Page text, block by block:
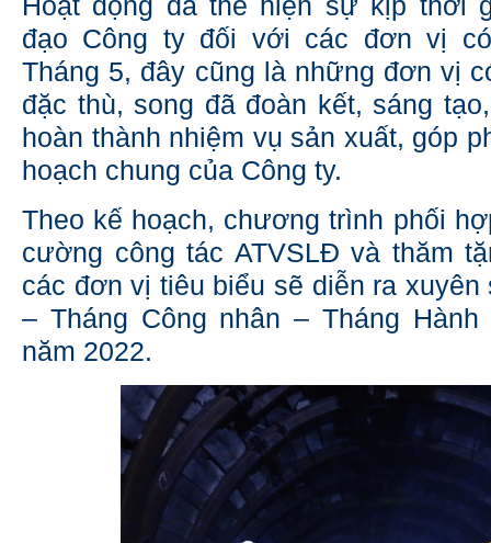
đạo Công ty đối với các đơn vị
Tháng 5, đây cũng là những đơn vị
đặc thù, song đã đoàn kết, sáng
hoàn thành nhiệm vụ sản xuất, góp
hoạch chung của Công ty.
Theo kế hoạch, chương trình phối
cường công tác ATVSLĐ và thăm
các đơn vị tiêu biểu sẽ diễn ra xuyên
– Tháng Công nhân – Tháng Hành
năm 2022.